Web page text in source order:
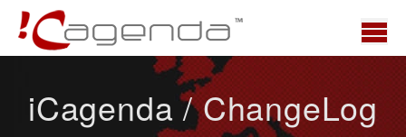
News
iCagenda / ChangeLog